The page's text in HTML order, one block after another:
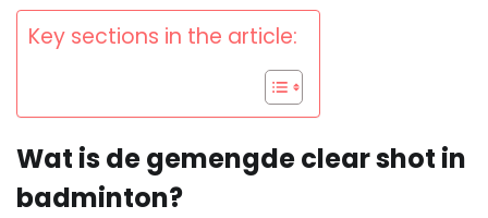
Key sections in the article:
Wat is de gemengde clear shot in
badminton?